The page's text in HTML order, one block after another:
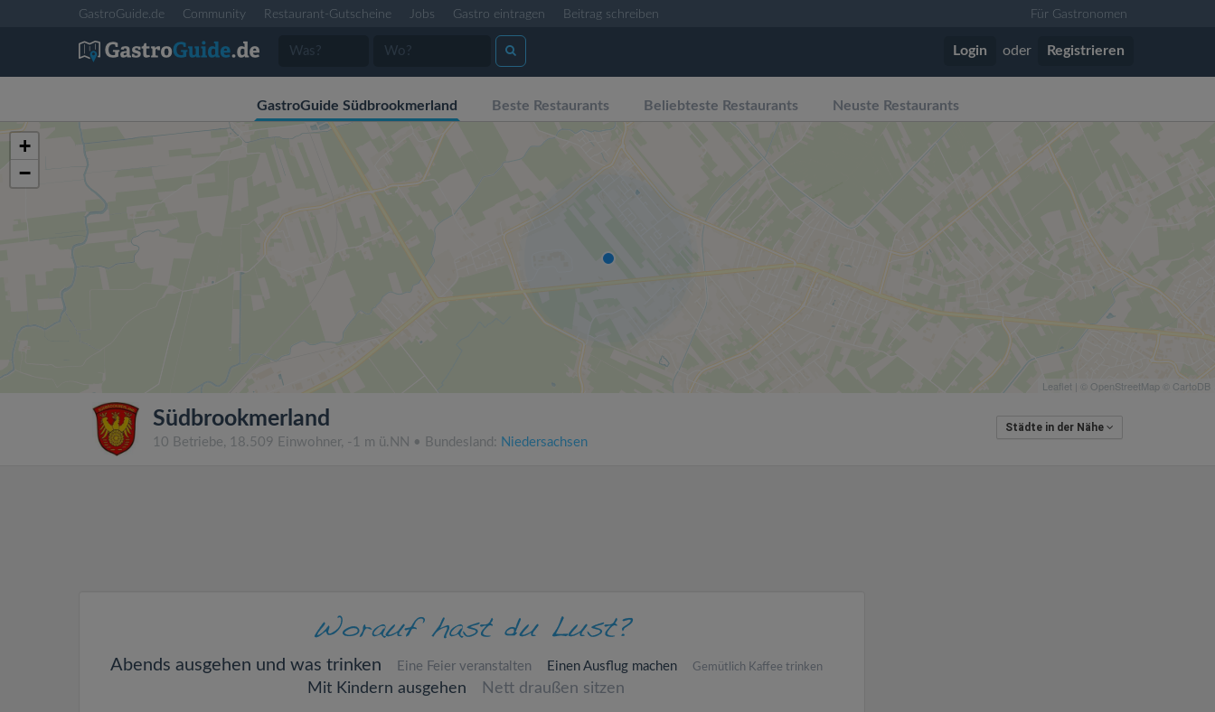
GastroGuide.de Community Restaurant-Gutscheine Jobs Gastro eintragen Beitrag schreiben Für Gastronomen
Login oder Registrieren
GastroGuide Südbrookmerland Beste Restaurants Beliebteste Restaurants Neuste Restaurants
+
−
Leaflet | © OpenStreetMap © CartoDB
Südbrookmerland
10 Betriebe, 18.509 Einwohner, -1 m ü.NN • Bundesland: Niedersachsen
Städte in der Nähe
Abends ausgehen und was trinken Eine Feier veranstalten Einen Ausflug machen Gemütlich Kaffee trinken
Mit Kindern ausgehen Nett draußen sitzen